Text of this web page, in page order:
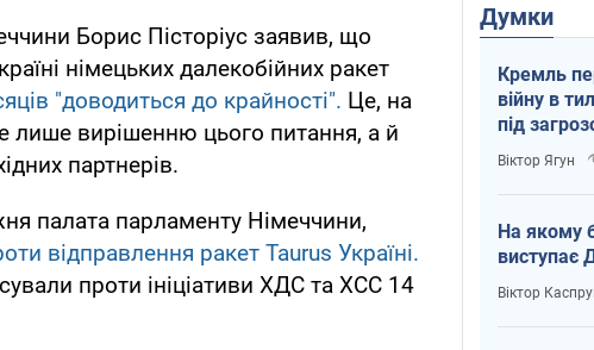
Борис Пісторіус заявив, що
німецьких далекобійних ракет
"доводиться до крайності". Це, на
лише вирішенню цього питання, а й
партнерів.
палата парламенту Німеччини,
відправлення ракет Taurus Україні.
проти ініціативи ХДС та ХСС 14
Думки
Кремль
війну в
під
критична
Віктор Ягун
На якому
виступає
Віктор